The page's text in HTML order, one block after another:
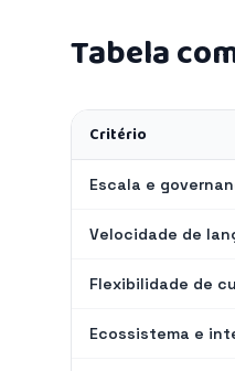
Tabela
Critério
Escala e
Velocidade de
Flexibilidade de
Ecossistema e